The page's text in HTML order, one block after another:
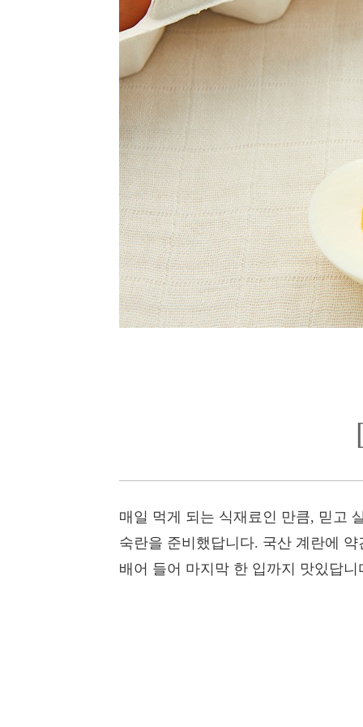
매일 먹게 되는 식재료인 만큼, 믿고
숙란을 준비했답니다. 국산 계란에
배어 들어 마지막 한 입까지 맛있답